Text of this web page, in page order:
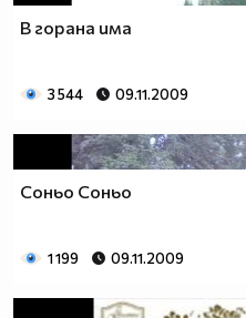
В горана има
3 544 09.11.2009
Соньо Соньо
1 199 09.11.2009